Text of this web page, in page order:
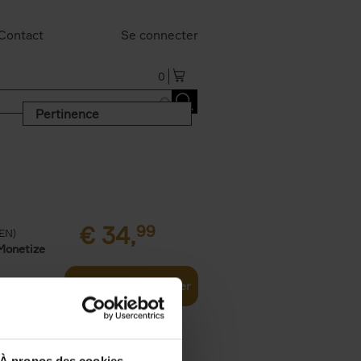
Se connecter
0
Pertinence
€ 34,99
Ajouter au panier